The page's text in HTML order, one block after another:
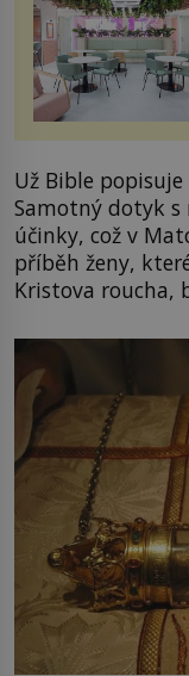
Už Bible
Samotný dotyk
účinky, což v
příběh ženy,
Kristova roucha,